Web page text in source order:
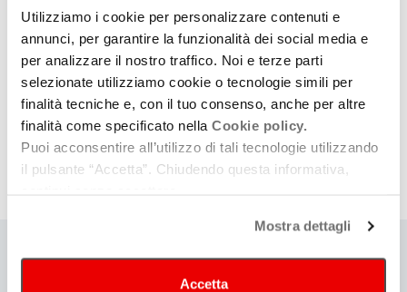
Utilizziamo i cookie per personalizzare contenuti e
annunci, per garantire la funzionalità dei social media e
per analizzare il nostro traffico. Noi e terze parti
selezionate utilizziamo cookie o tecnologie simili per
finalità tecniche e, con il tuo consenso, anche per altre
finalità come specificato nella Cookie policy.
Puoi acconsentire all’utilizzo di tali tecnologie utilizzando
il pulsante “Accetta”. Chiudendo questa informativa,
Mostra dettagli
Accetta
Le informazioni e modalità di adesione